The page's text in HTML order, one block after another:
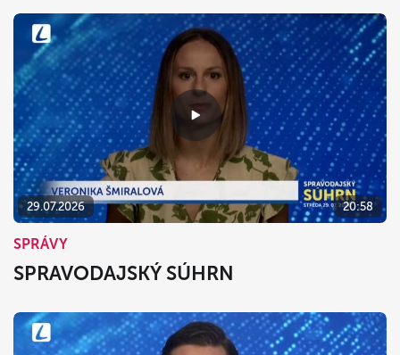
29.07.2026 20:58
SPRÁVY
SPRAVODAJSKÝ SÚHRN